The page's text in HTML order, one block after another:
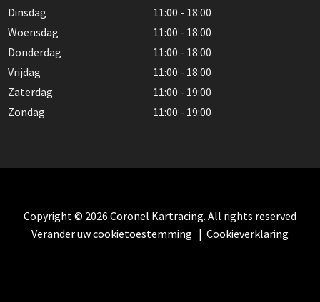
Dinsdag
11:00 - 18:00
Woensdag
11:00 - 18:00
Donderdag
11:00 - 18:00
Vrijdag
11:00 - 18:00
Zaterdag
11:00 - 19:00
Zondag
11:00 - 19:00
Copyright © 2026 Coronel Kartracing. All rights reserved
Verander uw cookietoestemming | Cookieverklaring